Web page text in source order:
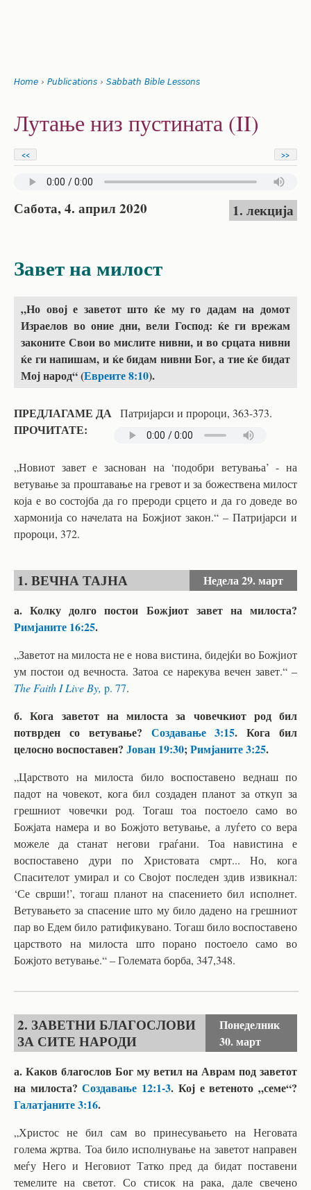
are
here
Home › Publications › Sabbath Bible Lessons
to
top
Лутање низ пустината (II)
<< >>
Сабота, 4. април 2020 1. лекција
Завет на милост
„Но овој е заветот што ќе му го дадам на домот
Израелов во оние дни, вели Господ: ќе ги врежам
законите Свои во мислите нивни, и во срцата нивни
ќе ги напишам, и ќе бидам нивни Бог, а тие ќе бидат
Мој народ“ (Евреите 8:10).
ПРЕДЛАГАМЕ ДА
ПРОЧИТАТЕ:
Патријарси и пророци, 363-373.
„Новиот завет е заснован на ‘подобри ветувања’ - на
ветување за проштавање на гревот и за божествена милост
која е во состојба да го прероди срцето и да го доведе во
хармонија со начелата на Божјиот закон.“ – Патријарси и
пророци, 372.
1. ВЕЧНА ТАЈНА Недела29. март
а. Колку долго постои Божјиот завет на милоста?
Римјаните 16:25.
„Заветот на милоста не е нова вистина, бидејќи во Божјиот
ум постои од вечноста. Затоа се нарекува вечен завет.“ –
The Faith I Live By, p. 77.
б. Кога заветот на милоста за човечкиот род бил
потврден со ветување? Создавање 3:15. Кога бил
целосно воспоставен? Јован 19:30;Римјаните 3:25.
„Царството на милоста било воспоставено веднаш по
падот на човекот, кога бил создаден планот за откуп за
грешниот човечки род. Тогаш тоа постоело само во
Божјата намера и во Божјото ветување, а луѓето со вера
можеле да станат негови граѓани. Тоа навистина е
воспоставено дури по Христовата смрт... Но, кога
Спасителот умирал и со Својот последен здив извикнал:
‘Се сврши!’, тогаш планот на спасението бил исполнет.
Ветувањето за спасение што му било дадено на грешниот
пар во Едем било ратификувано. Тогаш било воспоставено
царството на милоста што порано постоело само во
Божјото ветување.“ – Големата борба, 347,348.
2. ЗАВЕТНИ БЛАГОСЛОВИ
ЗА СИТЕ НАРОДИ
Понеделник
30. март
а. Каков благослов Бог му ветил на Аврам под заветот
на милоста?Создавање 12:1-3. Кој е ветеното „семе“?
Галатјаните 3:16.
„Христос не бил сам во принесувањето на Неговата
голема жртва. Тоа било исполнување на заветот направен
меѓу Него и Неговиот Татко пред да бидат поставени
темелите на светот. Со стисок на рака, дале свечено